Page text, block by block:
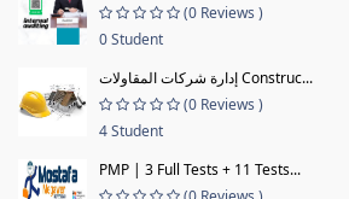
(0 Reviews )
0 Student
إدارة شركات المقاولات Construc...
(0 Reviews )
4 Student
PMP | 3 Full Tests + 11 Tests...